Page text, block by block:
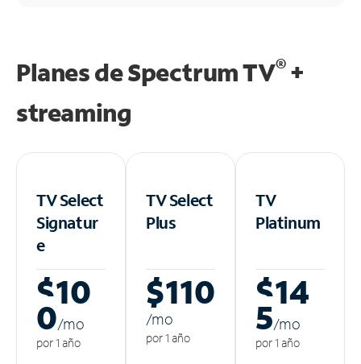
Planes de Spectrum TV®+
streaming
TV Select
Signatur
e
$10
0/mo
por 1 año
TV Select
Plus
$110
/mo
por 1 año
TV
Platinum
$14
5/mo
por 1 año